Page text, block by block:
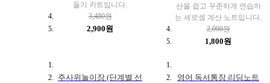
들기 키트입니다.
3,480원
2,900원
산을 쉽고 꾸준하게 연습하
는 세로셈 계산 노트입니다.
2,000원
1,800원
주사위놀이장 (단계별 선
영어 독서통장 리딩노트